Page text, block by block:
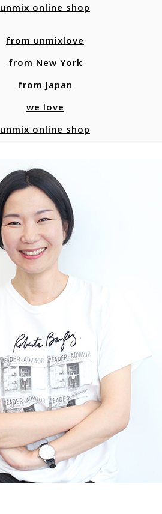
unmix online shop
from unmixlove
from New York
from Japan
we love
unmix online shop